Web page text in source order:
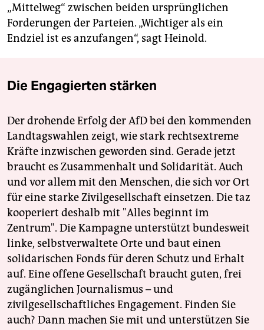
„Mittelweg“ zwischen beiden ursprünglichen
Forderungen der Parteien. „Wichtiger als ein
Endziel ist es anzufangen“, sagt Heinold.
Die Engagierten stärken
Der drohende Erfolg der AfD bei den kommenden
Landtagswahlen zeigt, wie stark rechtsextreme
Kräfte inzwischen geworden sind. Gerade jetzt
braucht es Zusammenhalt und Solidarität. Auch
und vor allem mit den Menschen, die sich vor Ort
für eine starke Zivilgesellschaft einsetzen. Die taz
kooperiert deshalb mit "Alles beginnt im
Zentrum". Die Kampagne unterstützt bundesweit
linke, selbstverwaltete Orte und baut einen
solidarischen Fonds für deren Schutz und Erhalt
auf. Eine offene Gesellschaft braucht guten, frei
zugänglichen Journalismus – und
zivilgesellschaftliches Engagement. Finden Sie
auch? Dann machen Sie mit und unterstützen Sie